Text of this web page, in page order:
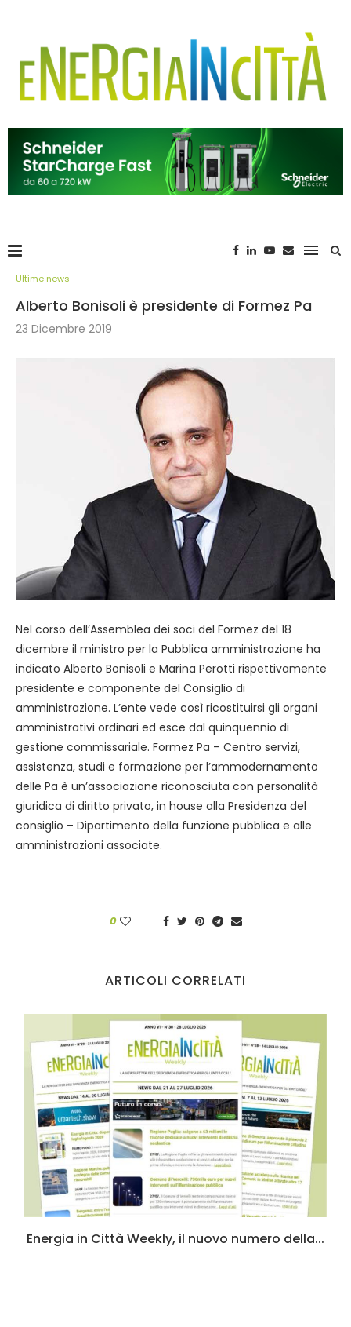
Ultime news
Alberto Bonisoli è presidente di Formez Pa
23 Dicembre 2019
Nel corso dell’Assemblea dei soci del Formez del 18
dicembre il ministro per la Pubblica amministrazione ha
indicato Alberto Bonisoli e Marina Perotti rispettivamente
presidente e componente del Consiglio di
amministrazione. L’ente vede così ricostituirsi gli organi
amministrativi ordinari ed esce dal quinquennio di
gestione commissariale. Formez Pa – Centro servizi,
assistenza, studi e formazione per l’ammodernamento
delle Pa è un’associazione riconosciuta con personalità
giuridica di diritto privato, in house alla Presidenza del
consiglio – Dipartimento della funzione pubblica e alle
amministrazioni associate.
0
ARTICOLI CORRELATI
Energia in Città Weekly, il nuovo numero della...